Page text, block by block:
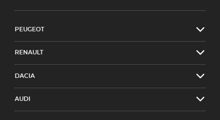
PEUGEOT
RENAULT
DACIA
AUDI